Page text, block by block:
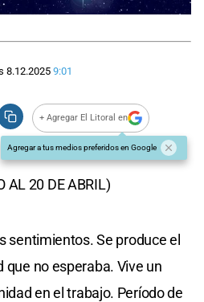
8.12.2025 9:01
+ Agregar El Litoral en
Agregar a tus medios preferidos en Google
AL 20 DE ABRIL)
sentimientos. Se produce el
que no esperaba. Vive un
en el trabajo. Período de